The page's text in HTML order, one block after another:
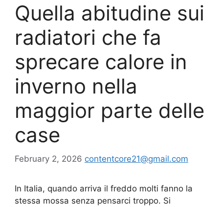
Quella abitudine sui
radiatori che fa
sprecare calore in
inverno nella
maggior parte delle
case
February 2, 2026 contentcore21@gmail.com
In Italia, quando arriva il freddo molti fanno la
stessa mossa senza pensarci troppo. Si